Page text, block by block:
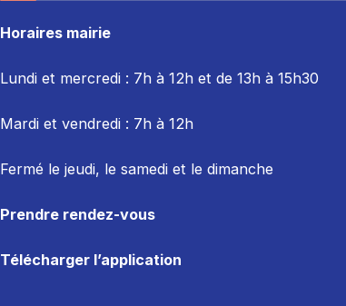
Horaires mairie
Lundi et mercredi : 7h à 12h et de 13h à 15h30
Mardi et vendredi : 7h à 12h
Fermé le jeudi, le samedi et le dimanche
Prendre rendez-vous
Télécharger l’application